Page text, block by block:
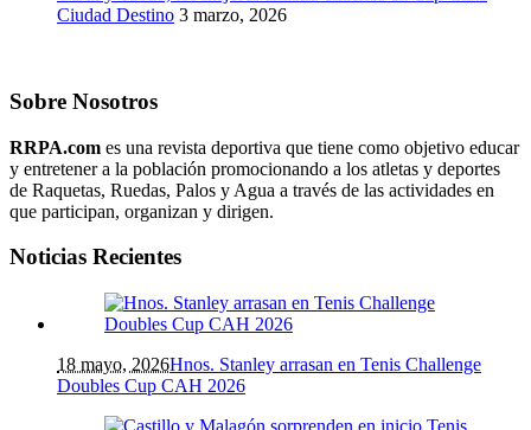
Ciudad Destino 3 marzo, 2026
Sobre Nosotros
RRPA.com es una revista deportiva que tiene como objetivo educar
y entretener a la población promocionando a los atletas y deportes
de Raquetas, Ruedas, Palos y Agua a través de las actividades en
que participan, organizan y dirigen.
Noticias Recientes
18 mayo, 2026Hnos. Stanley arrasan en Tenis Challenge
Doubles Cup CAH 2026